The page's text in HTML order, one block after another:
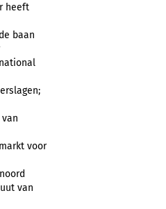
heeft
baan
voor
van